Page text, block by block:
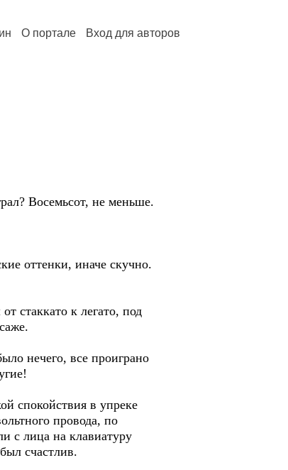
О портале Вход для авторов
Восемьсот, не меньше.
оттенки, иначе скучно.
стаккато к легато, под
нечего, все проиграно
спокойствия в упреке
провода, по
с лица на клавиатуру
счастлив.